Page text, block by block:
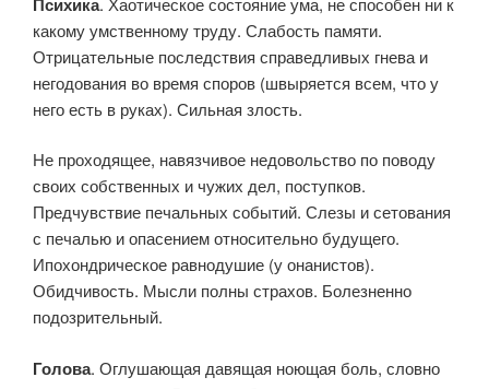
какому умственному труду. Слабость памяти.
Отрицательные последствия справедливых гнева и
негодования во время споров (швыряется всем, что у
него есть в руках). Сильная злость.
Не проходящее, навязчивое недовольство по поводу
своих собственных и чужих дел, поступков.
Предчувствие печальных событий. Слезы и сетования
с печалью и опасением относительно будущего.
Ипохондрическое равнодушие (у онанистов).
Обидчивость. Мысли полны страхов. Болезненно
подозрительный.
Голова. Оглушающая давящая ноющая боль, словно